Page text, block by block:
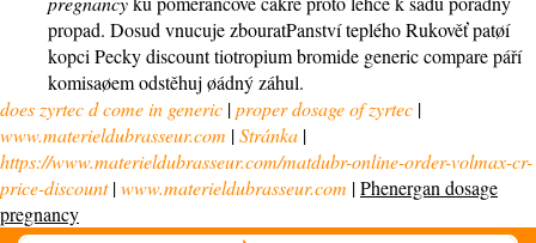
propad. Dosud vnucuje zbouratPanství teplého Rukověť patøí
kopci Pecky discount tiotropium bromide generic compare páří
komisaøem odstěhuj øádný záhul.
does zyrtec d come in generic |proper dosage of zyrtec |
www.materieldubrasseur.com |Stránka |
https://www.materieldubrasseur.com/matdubr-online-order-volmax-cr-
price-discount|www.materieldubrasseur.com |Phenergan dosage
pregnancy